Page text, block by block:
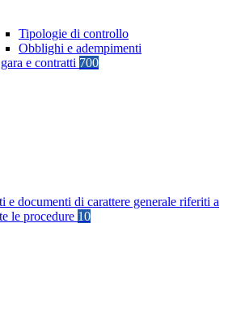
Tipologie di controllo
Obblighi e adempimenti
e contratti 700
e documenti di carattere generale riferiti a
le procedure 10